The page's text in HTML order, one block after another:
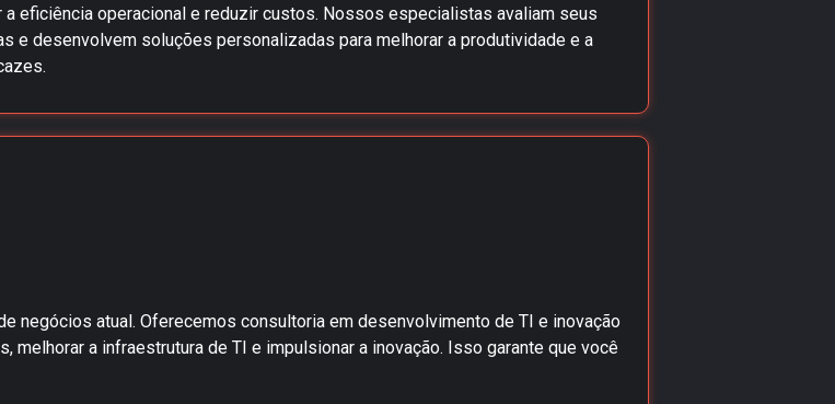
eficiência operacional e reduzir custos. Nossos especialistas avaliam seus
desenvolvem soluções personalizadas para melhorar a produtividade e a
negócios atual. Oferecemos consultoria em desenvolvimento de TI e inovação
melhorar a infraestrutura de TI e impulsionar a inovação. Isso garante que você